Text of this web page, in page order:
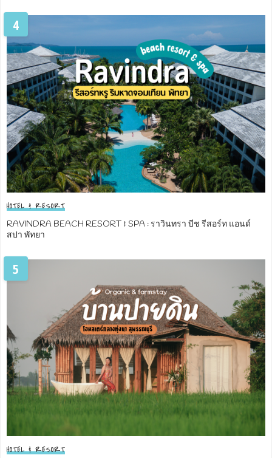
4
HOTEL & RESORT
RAVINDRA BEACH RESORT & SPA : ราวินทรา บีช รีสอร์ท แอนด์
สปา พัทยา
5
HOTEL & RESORT